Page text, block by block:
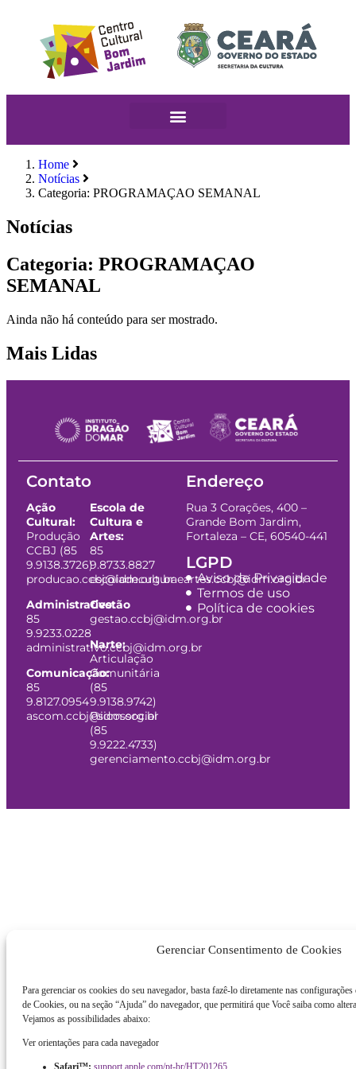
Gerenciar Consentimento de Cookies
Para gerenciar os cookies do seu navegador, basta fazê-lo diretamente nas configurações
de Cookies, ou na seção “Ajuda” do navegador, que permitirá que Você saiba como
Vejamos as possibilidades abaixo:
Ver orientações para cada navegador
Safari™: support.apple.com/pt-br/HT201265
Home
Notícias
Categoria: PROGRAMAÇAO SEMANAL
Notícias
Categoria: PROGRAMAÇAO
SEMANAL
Ainda não há conteúdo para ser mostrado.
Mais Lidas
Contato
Ação
Cultural:
Produção
CCBJ (85
9.9138.3726)
producao.ccbj@idm.org.br
Administrativo:
85
9.9233.0228
administrativo.ccbj@idm.org.br
Comunicação:
85
9.8127.0954
ascom.ccbj@idm.org.br
Escola de
Cultura e
Artes:
85
9.8733.8827
escoladeculturaeartes.ccbj@idm.org.br
Gestão
gestao.ccbj@idm.org.br
Narte:
Articulação
Comunitária
(85
9.9138.9742)
Psicossocial
(85
9.9222.4733)
gerenciamento.ccbj@idm.org.br
Endereço
Rua 3 Corações, 400 –
Grande Bom Jardim,
Fortaleza – CE, 60540-441
LGPD
Aviso de Privacidade
Termos de uso
Política de cookies